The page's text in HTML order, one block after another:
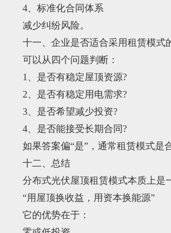
4、标准化合同体系
减少纠纷风险。
十一、企业是否适合采用租赁模式
可以从四个问题判断：
1、是否有稳定屋顶资源?
2、是否有稳定用电需求?
3、是否希望减少投资?
4、是否能接受长期合同?
如果答案偏“是”，通常租赁模式是
十二、总结
分布式光伏屋顶租赁模式本质上是
“用屋顶换收益，用资本换能源”
它的优势在于：